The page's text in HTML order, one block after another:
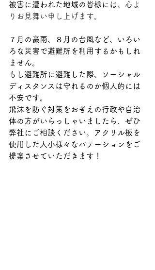
被害に遭われた地域の皆様には、 心よ
りお見舞い申し上げます。
７月の豪雨、８月の台風など、いろい
ろな災害で避難所を利用するかもしれ
ません。
もし避難所に避難した際、ソーシャル
ディスタンスは守れるのか個人的には
不安です。
飛沫を防ぐ対策をお考えの行政や自治
体の方がいらっしゃいましたら、ぜひ
弊社にご相談ください。アクリル板を
使用した大小様々なパテーションをご
提案させていただきます！